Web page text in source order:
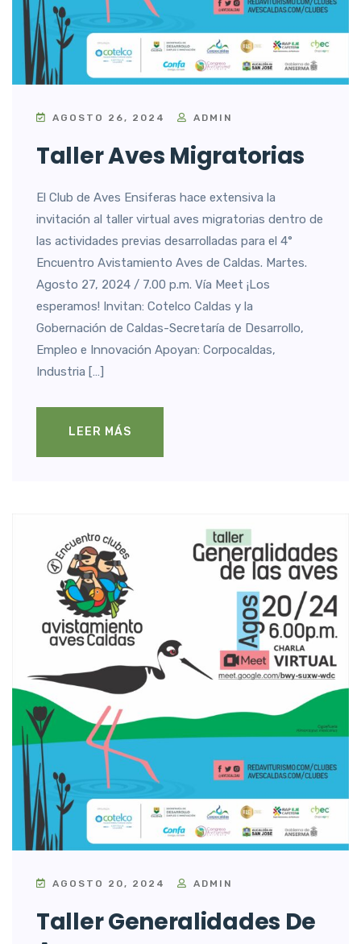
AGOSTO 26, 2024 ADMIN
Taller Aves Migratorias
El Club de Aves Ensiferas hace extensiva la
invitación al taller virtual aves migratorias dentro de
las actividades previas desarrolladas para el 4°
Encuentro Avistamiento Aves de Caldas. Martes.
Agosto 27, 2024 / 7.00 p.m. Vía Meet ¡Los
esperamos! Invitan: Cotelco Caldas y la
Gobernación de Caldas-Secretaría de Desarrollo,
Empleo e Innovación Apoyan: Corpocaldas,
Industria […]
LEER MÁS
AGOSTO 20, 2024 ADMIN
Taller Generalidades De